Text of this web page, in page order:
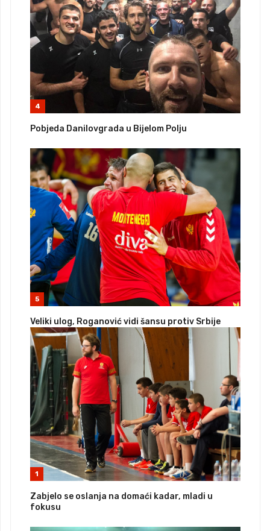
4
Pobjeda Danilovgrada u Bijelom Polju
5
Veliki ulog, Roganović vidi šansu protiv Srbije
1
Zabjelo se oslanja na domaći kadar, mladi u
fokusu